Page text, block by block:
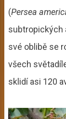
(Persea
subtropických
své oblibě se
všech
sklidí asi 120